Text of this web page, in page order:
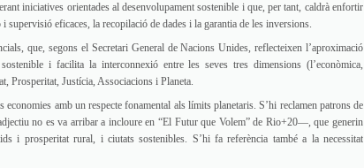
iniciatives orientades al desenvolupament sostenible i que, per tant, caldrà enfortir
eficaces, la recopilació de dades i la garantia de les inversions.
que, segons el Secretari General de Nacions Unides, reflecteixen l’aproximació
i facilita la interconnexió entre les seves tres dimensions (l’econòmica,
Prosperitat, Justícia, Associacions i Planeta.
amb un respecte fonamental als límits planetaris. S’hi reclamen patrons de
no es va arribar a incloure en “El Futur que Volem” de Rio+20—, que generin
i prosperitat rural, i ciutats sostenibles. S’hi fa referència també a la necessitat